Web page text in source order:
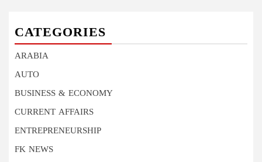
CATEGORIES
ARABIA
AUTO
BUSINESS & ECONOMY
CURRENT AFFAIRS
ENTREPRENEURSHIP
FK NEWS